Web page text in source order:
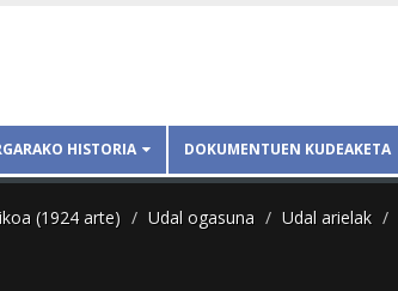
HISTORIA DOKUMENTUEN KUDEAKETA
(1924 arte) Udal ogasuna Udal arielak